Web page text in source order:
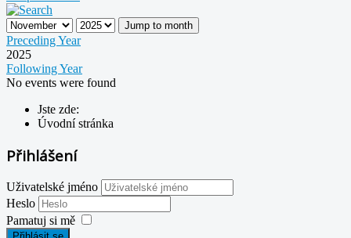
Jump to month
Preceding Year
2025
Following Year
No events were found
Jste zde:
Úvodní stránka
Přihlášení
Uživatelské jméno
Heslo
Pamatuj si mě